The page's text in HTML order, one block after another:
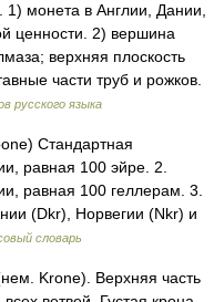
монета в Англии, Дании,
ценности. 2) вершина
верхняя плоскость
части труб и рожков.
русского языка
Стандартная
равная 100 эйре. 2.
равная 100 геллерам. 3.
(Dkr), Норвегии (Nkr) и
словарь
Krone). Верхняя часть